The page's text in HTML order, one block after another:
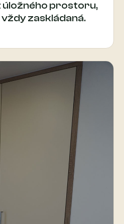
úložného prostoru,
zaskládaná.